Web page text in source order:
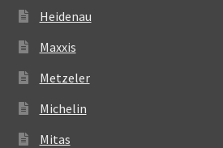
Heidenau
Maxxis
Metzeler
Michelin
Mitas